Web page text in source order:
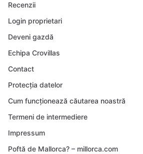
Recenzii
Login proprietari
Deveni gazdă
Echipa Crovillas
Contact
Protecția datelor
Cum funcționează căutarea noastră
Termeni de intermediere
Impressum
Poftă de Mallorca? – millorca.com